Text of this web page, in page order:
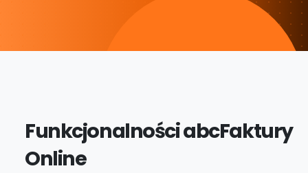
Funkcjonalności abcFaktury
Online